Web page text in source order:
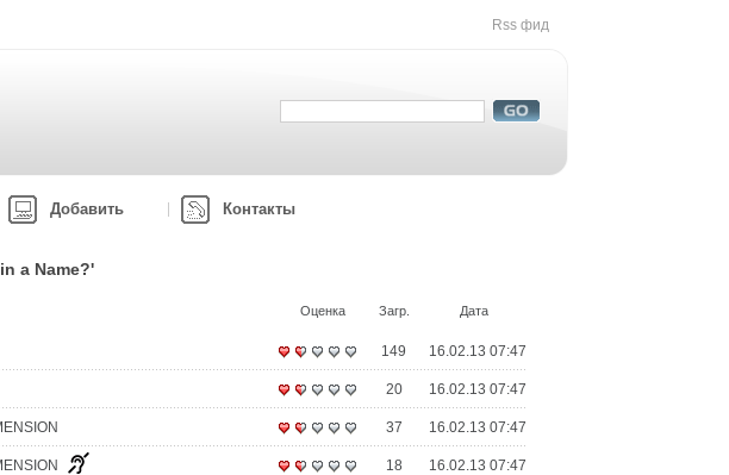
Rss фид
Добавить Контакты
a Name?'
Дата
Загр.
Оценка
16.02.13 07:47
149
16.02.13 07:47
20
16.02.13 07:47
37
16.02.13 07:47
18